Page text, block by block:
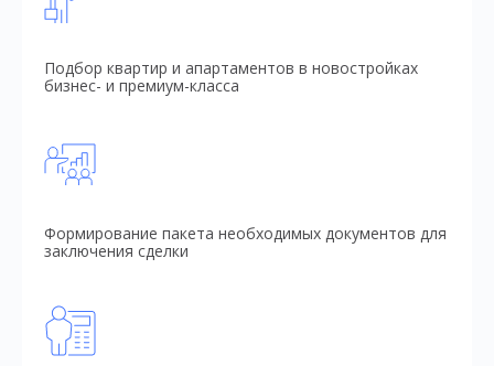
Подбор квартир и апартаментов в новостройках
бизнес- и премиум-класса
Формирование пакета необходимых документов для
заключения сделки